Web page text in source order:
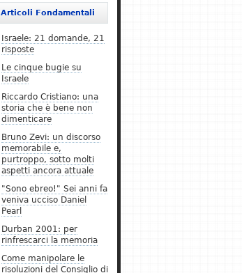
Articoli Fondamentali
Israele: 21 domande, 21
risposte
Le cinque bugie su
Israele
Riccardo Cristiano: una
storia che è bene non
dimenticare
Bruno Zevi: un discorso
memorabile e,
purtroppo, sotto molti
aspetti ancora attuale
"Sono ebreo!" Sei anni fa
veniva ucciso Daniel
Pearl
Durban 2001: per
rinfrescarci la memoria
Come manipolare le
risoluzioni del Consiglio di